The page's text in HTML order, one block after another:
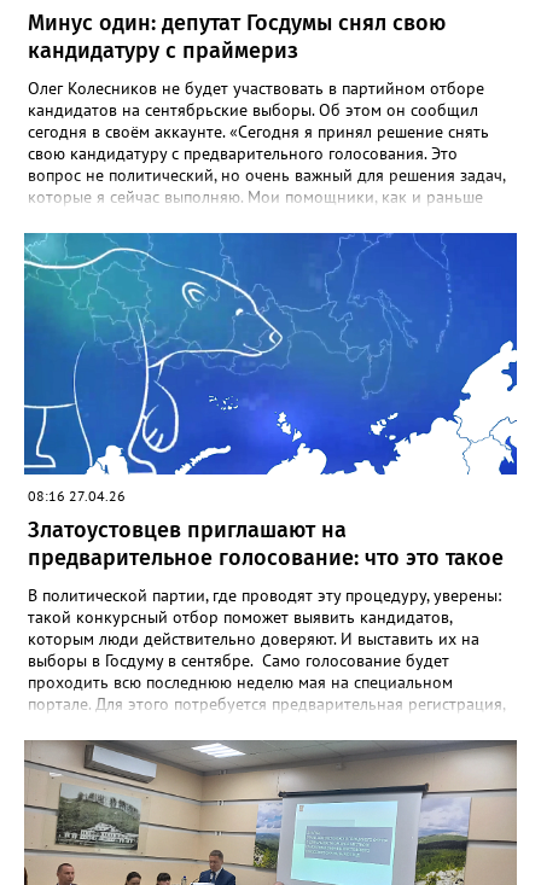
Минус один: депутат Госдумы снял свою
кандидатуру с праймериз
Олег Колесников не будет участвовать в партийном отборе
кандидатов на сентябрьские выборы. Об этом он сообщил
сегодня в своём аккаунте. «Сегодня я принял решение снять
свою кандидатуру с предварительного голосования. Это
вопрос не политический, но очень важный для решения задач,
которые я сейчас выполняю. Мои помощники, как и раньше
Я же буду там, где я сейчас нужен больше. Уверен, что после
выполнения определенных задач и достижения результатов мы
продолжим работу в округе. Спасибо всем, кто меня
поддерживал и поддерживает. Это очень важно для меня и
серьезно поднимает боевой дух. Победа будет за нами!», -
говорится в обращении Олега Колесникова. Сейчас фаворитом
предвыборной гонки называют кандидата от регионального
отделения «Единой России» Антона Ковалёва.
08:16 27.04.26
Златоустовцев приглашают на
предварительное голосование: что это такое
В политической партии, где проводят эту процедуру, уверены:
такой конкурсный отбор поможет выявить кандидатов,
которым люди действительно доверяют. И выставить их на
выборы в Госдуму в сентябре. Само голосование будет
проходить всю последнюю неделю мая на специальном
портале. Для этого потребуется предварительная регистрация,
аккаунт на Госуслугах. Здесь же, на портале, можно увидеть и
кандидатов – их регистрация завершится 30 апреля. Кстати,
заявиться может любой желающий, вне зависимости от
партийной принадлежности. Предварительные выборы
(праймериз) возникли в США на рубеже XIX–XX веков как
демократический инструмент для отбора кандидатов на
выборные должности. Изначально процедура была создана,